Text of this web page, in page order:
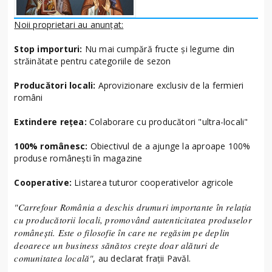
Noii proprietari au anunțat:
Stop importuri: Nu mai cumpără fructe și legume din
străinătate pentru categoriile de sezon
Producători locali: Aprovizionare exclusiv de la fermieri
români
Extindere rețea: Colaborare cu producători "ultra-locali"
100% românesc: Obiectivul de a ajunge la aproape 100%
produse românești în magazine
Cooperative: Listarea tuturor cooperativelor agricole
"Carrefour România a deschis drumuri importante în relația
cu producătorii locali, promovând autenticitatea produselor
românești. Este o filosofie în care ne regăsim pe deplin
deoarece un business sănătos crește doar alături de
comunitatea locală", au declarat frații Pavăl.